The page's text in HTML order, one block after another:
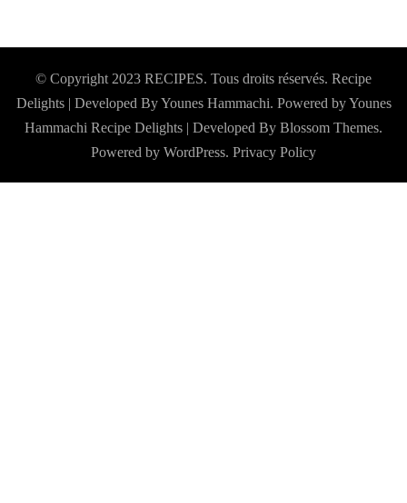
© Copyright 2023 RECIPES. Tous droits réservés. Recipe
Delights | Developed By Younes Hammachi. Powered by Younes
Hammachi Recipe Delights | Developed By Blossom Themes.
Powered by WordPress. Privacy Policy